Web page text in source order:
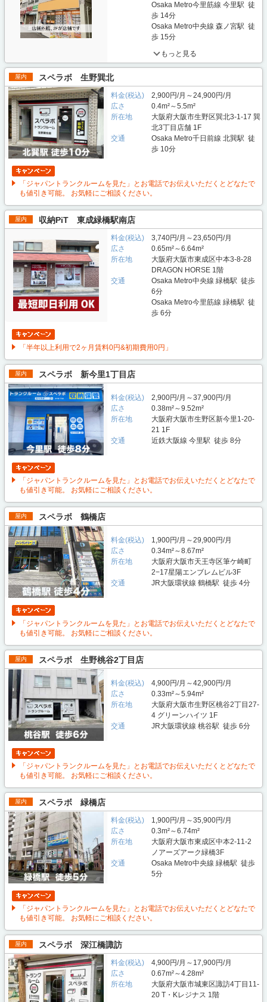
Osaka Metro今里筋線 今里駅 徒
歩 14分
Osaka Metro中央線 森ノ宮駅 徒
歩 15分
もっと見る
屋内 スペラボ 生野巽北
料金(税込)
2,900円/月～24,900円/月
広さ
0.4m²～5.5m²
所在地
大阪府大阪市生野区巽北3-1-17 巽
北3丁目店舗 1F
交通
Osaka Metro千日前線 北巽駅 徒
歩 10分
「ジャパントランクルームを見た」とお電話でお伝えいただくとどなたで
も値引き可能。 お気軽にご相談ください。
屋内 収納PiT 東成緑橋駅南店
料金(税込)
3,740円/月～23,650円/月
広さ
0.65m²～6.64m²
所在地
大阪府大阪市東成区中本3-8-28
DRAGON HORSE 1階
交通
Osaka Metro中央線 緑橋駅 徒歩
6分
Osaka Metro今里筋線 緑橋駅 徒
歩 6分
「半年以上利用で2ヶ月賃料0円&初期費用0円」
屋内 スペラボ 新今里1丁目店
料金(税込)
2,900円/月～37,900円/月
広さ
0.38m²～9.52m²
所在地
大阪府大阪市生野区新今里1-20-
21 1F
交通
近鉄大阪線 今里駅 徒歩 8分
「ジャパントランクルームを見た」とお電話でお伝えいただくとどなたで
も値引き可能。 お気軽にご相談ください。
屋内 スペラボ 鶴橋店
料金(税込)
1,900円/月～29,900円/月
広さ
0.34m²～8.67m²
所在地
大阪府大阪市天王寺区筆ケ崎町
2−17星陽エンブレムビル3F
交通
JR大阪環状線 鶴橋駅 徒歩 4分
「ジャパントランクルームを見た」とお電話でお伝えいただくとどなたで
も値引き可能。 お気軽にご相談ください。
屋内 スペラボ 生野桃谷2丁目店
料金(税込)
4,900円/月～42,900円/月
広さ
0.33m²～5.94m²
所在地
大阪府大阪市生野区桃谷2丁目27-
4 グリーンハイツ 1F
交通
JR大阪環状線 桃谷駅 徒歩 6分
「ジャパントランクルームを見た」とお電話でお伝えいただくとどなたで
も値引き可能。 お気軽にご相談ください。
屋内 スペラボ 緑橋店
料金(税込)
1,900円/月～35,900円/月
広さ
0.3m²～6.74m²
所在地
大阪府大阪市東成区中本2-11-2
ノアーズアーク緑橋3F
交通
Osaka Metro中央線 緑橋駅 徒歩
5分
「ジャパントランクルームを見た」とお電話でお伝えいただくとどなたで
も値引き可能。 お気軽にご相談ください。
屋内 スペラボ 深江橋諏訪
料金(税込)
4,900円/月～17,900円/月
広さ
0.67m²～4.28m²
所在地
大阪府大阪市城東区諏訪4丁目11-
20 T・Kレジナス 1階